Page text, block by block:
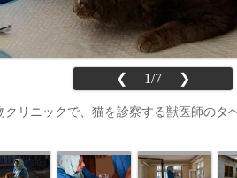
❮ 1/7 ❯
リニックで、猫を診察する獣医師のタ